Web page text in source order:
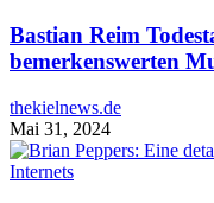
Bastian Reim
bemerkenswerten
thekielnews.de
Mai 31, 2024